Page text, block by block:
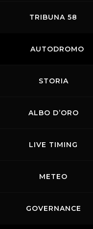
TRIBUNA 58
AUTODROMO
STORIA
ALBO D’ORO
LIVE TIMING
METEO
GOVERNANCE
WillNE, Chip e
a bordo di una
Gli YouTuber
loro supercars
Il campione
Mizrachi, in
E il vincitore
dello scorso
Graham!
Durante il
raccoglierà fondi
Foundation, che